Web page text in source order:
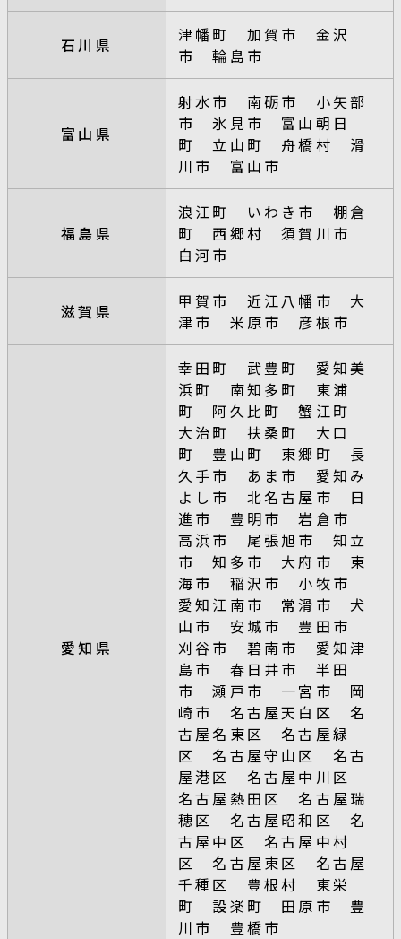
石川県
津幡町 加賀市 金沢
市 輪島市
富山県
射水市 南砺市 小矢部
市 氷見市 富山朝日
町 立山町 舟橋村 滑
川市 富山市
福島県
浪江町 いわき市 棚倉
町 西郷村 須賀川市
白河市
滋賀県
甲賀市 近江八幡市 大
津市 米原市 彦根市
愛知県
幸田町 武豊町 愛知美
浜町 南知多町 東浦
町 阿久比町 蟹江町
大治町 扶桑町 大口
町 豊山町 東郷町 長
久手市 あま市 愛知み
よし市 北名古屋市 日
進市 豊明市 岩倉市
高浜市 尾張旭市 知立
市 知多市 大府市 東
海市 稲沢市 小牧市
愛知江南市 常滑市 犬
山市 安城市 豊田市
刈谷市 碧南市 愛知津
島市 春日井市 半田
市 瀬戸市 一宮市 岡
崎市 名古屋天白区 名
古屋名東区 名古屋緑
区 名古屋守山区 名古
屋港区 名古屋中川区
名古屋熱田区 名古屋瑞
穂区 名古屋昭和区 名
古屋中区 名古屋中村
区 名古屋東区 名古屋
千種区 豊根村 東栄
町 設楽町 田原市 豊
川市 豊橋市